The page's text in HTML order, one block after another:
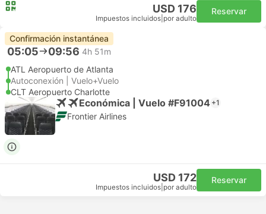
USD 176
Impuestos incluidos por adulto
Reservar
Confirmación instantánea
05:05 09:56 4h 51m
ATL Aeropuerto de Atlanta
Autoconexión | Vuelo+Vuelo
CLT Aeropuerto Charlotte
Económica | Vuelo #F91004 +1
Frontier Airlines
USD 172
Impuestos incluidos por adulto
Reservar